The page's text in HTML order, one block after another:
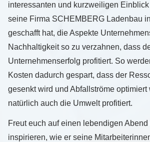
interessanten und kurzweiligen
seine Firma SCHEMBERG Ladenbau
geschafft hat, die Aspekte
Nachhaltigkeit so zu verzahnen, dass
Unternehmenserfolg profitiert. So
Kosten dadurch gespart, dass der
gesenkt wird und Abfallströme optimiert
natürlich auch die Umwelt profitiert.
Freut euch auf einen lebendigen
inspirieren, wie er seine